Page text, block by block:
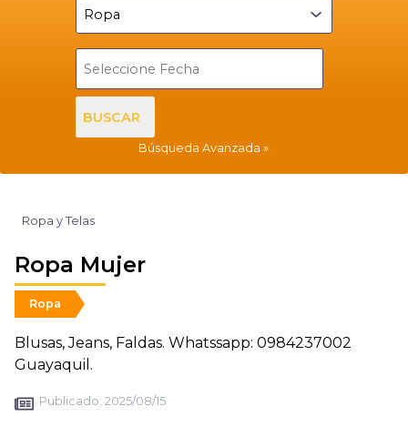
BUSCAR
Búsqueda Avanzada
Ropa y Telas
Ropa Mujer
Ropa
Blusas, Jeans, Faldas. Whatssapp: 0984237002
Guayaquil.
Publicado: 2025/08/15